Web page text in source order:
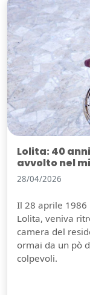
Lolita: 40
avvolto nel
28/04/2026
Il 28 aprile 1986
Lolita, veniva
camera del
ormai da un pò
colpevoli.